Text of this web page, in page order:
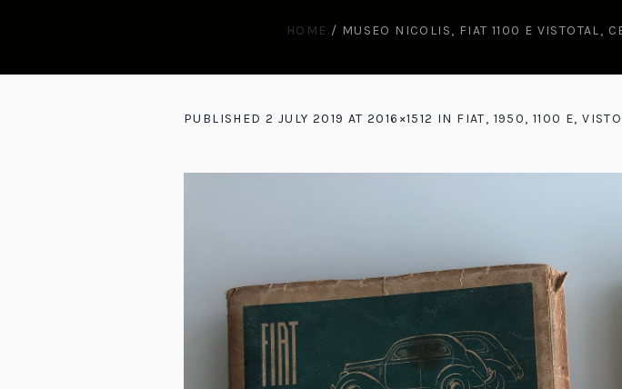
HOME / MUSEO NICOLIS, FIAT 1100 E VISTOTAL,
PUBLISHED 2 JULY 2019 AT 2016×1512 IN FIAT, 1950, 1100 E,